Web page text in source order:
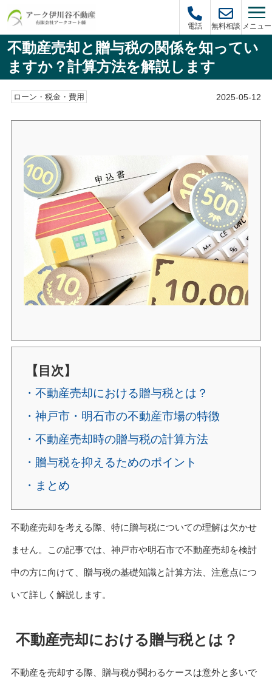
電話 無料相談 メニュー
不動産売却と贈与税の関係を知ってい
ますか？計算方法を解説します
ローン・税金・費用 2025-05-12
【目次】
・不動産売却における贈与税とは？
・神戸市・明石市の不動産市場の特徴
・不動産売却時の贈与税の計算方法
・贈与税を抑えるためのポイント
・まとめ
不動産売却を考える際、特に贈与税についての理解は欠かせ
ません。この記事では、神戸市や明石市で不動産売却を検討
中の方に向けて、贈与税の基礎知識と計算方法、注意点につ
いて詳しく解説します。
不動産売却における贈与税とは？
不動産を売却する際、贈与税が関わるケースは意外と多いで